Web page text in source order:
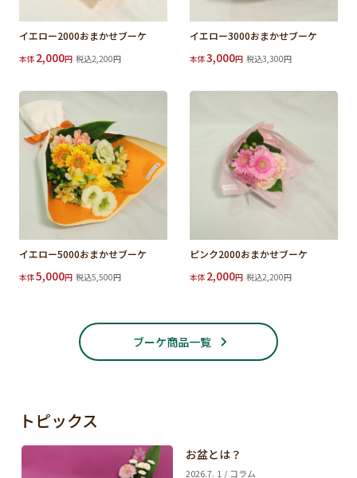
イエロー2000おまかせブーケ
本体 2,000円 税込2,200円
イエロー3000おまかせブーケ
本体3,000円 税込3,300円
イエロー5000おまかせブーケ
本体5,000円 税込5,500円
ピンク2000おまかせブーケ
本体 2,000円 税込2,200円
ブーケ商品一覧
トピックス
お盆とは？
2026.7. 1 / コラム